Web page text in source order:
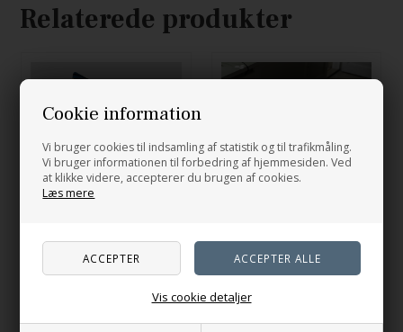
Cookie information
Vi bruger cookies til indsamling af statistik og til trafikmåling.
Vi bruger informationen til forbedring af hjemmesiden. Ved
at klikke videre, accepterer du brugen af cookies.
Læs mere
Vis cookie detaljer
Relaterede produkter
Petroleum
890,00DKK Birkholm pude